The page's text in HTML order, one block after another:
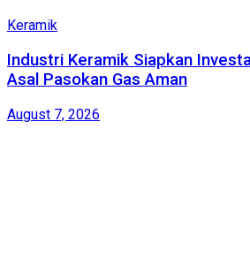
Keramik
Industri Keramik Siapkan
Asal Pasokan Gas Aman
August 7, 2026